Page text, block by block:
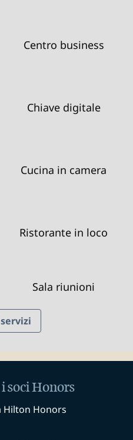
Centro business
Chiave digitale
Cucina in camera
Ristorante in loco
Sala riunioni
soci Honors
Hilton Honors